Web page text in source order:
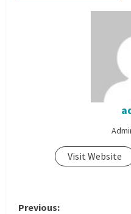
Visit Website
Previous: